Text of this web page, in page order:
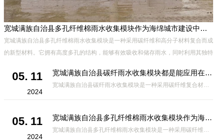
宽城满族自治县多孔纤维棉雨水收集模块作为海绵城市建设中的一种创新材料
宽城满族自治县多孔纤维棉雨水收集模块是一种采用碳纤维和高分子材料复合而成
的新型材料。它拥有高度多孔的结构，能够有效吸收和储存雨水，同时利用其独特
05. 11
2024
宽城满族自治县碳纤雨水收集模块都是能应用在哪些方面？
宽城满族自治县碳纤雨水收集模块是一种采用碳纤维复合材料制成的雨水收集装置，具有*、环保、可持续等诸多优点。这种模块的设计独特，结构轻巧且强度高，耐腐蚀，能够在各种环境条件下稳定运行。其广泛的应用领域不仅体现在城市规
05. 11
2024
宽城满族自治县多孔纤维棉雨水收集模块作为海绵城市建设中的一种创新材料
宽城满族自治县多孔纤维棉雨水收集模块是一种采用碳纤维和高分子材料复合而成的新型材料。它拥有高度多孔的结构，能够有效吸收和储存雨水，同时利用其独特的导流设计，将雨水迅速排出，有效防止城市内涝的发生。此外，该材料还具有